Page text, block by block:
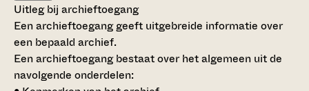
Uitleg bij archieftoegang
Een archieftoegang geeft uitgebreide informatie over
een bepaald archief.
Een archieftoegang bestaat over het algemeen uit de
navolgende onderdelen: